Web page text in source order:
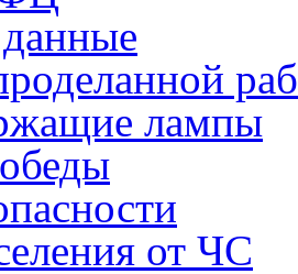
лампы
от ЧС